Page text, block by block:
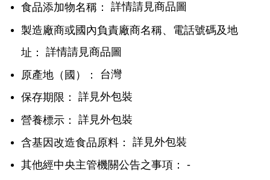
食品添加物名稱：
詳情請見商品圖
製造廠商或國內負責廠商名稱、電話號碼及地
址：
詳情請見商品圖
原產地（國）：
台灣
保存期限：
詳見外包裝
營養標示：
詳見外包裝
含基因改造食品原料：
詳見外包裝
其他經中央主管機關公告之事項：
-